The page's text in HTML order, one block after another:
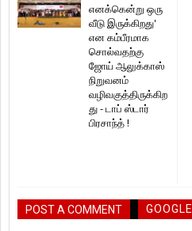
எனக்கென்று ஒரு
வீடு இருக்கிறது'
என கம்பீரமாக
சொல்வதற்கு
ஜோய் ஆலுக்காஸ்
நிறுவனம்
வழிவகுத்திருக்கிற
து - டாப் ஸ்டார்
பிரசாந்த் !
POST A COMMENT GOOGLE